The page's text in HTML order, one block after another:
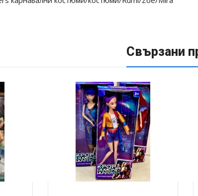
Свързани